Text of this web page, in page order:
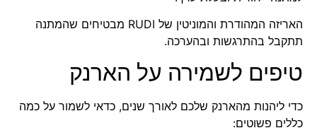
האריזה המהודרת והמוניטין של RUDI מבטיחים שהמתנה
תתקבל בהתרגשות ובהערכה.
טיפים לשמירה על הארנק
כדי ליהנות מהארנק שלכם לאורך שנים, כדאי לשמור על כמה
כללים פשוטים: